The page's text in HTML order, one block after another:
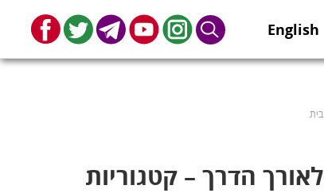
English
Search
Instagram
Youtube
Telegram
Twitter
בית
לאורך הדרך – קטגוריות